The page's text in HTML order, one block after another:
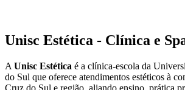
Unisc Estética - Clínica e
A Unisc Estética é a clínica-escola da
do Sul que oferece atendimentos estéticos à